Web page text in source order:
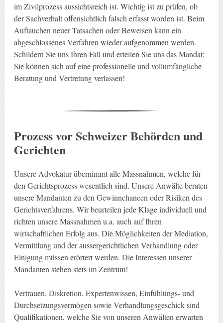
im Zivilprozess aussichtsreich ist. Wichtig ist zu prüfen, ob
der Sachverhalt offensichtlich falsch erfasst worden ist. Beim
Auftauchen neuer Tatsachen oder Beweisen kann ein
abgeschlossenes Verfahren wieder aufgenommen werden.
Schildern Sie uns Ihren Fall und erteilen Sie uns das Mandat;
Sie können sich auf eine professionelle und vollumfängliche
Beratung und Vertretung verlassen!
Prozess vor Schweizer Behörden und
Gerichten
Unsere Advokatur übernimmt alle Massnahmen, welche für
den Gerichtsprozess wesentlich sind. Unsere Anwälte beraten
unsere Mandanten zu den Gewinnchancen oder Risiken des
Gerichtsverfahrens. Wir beurteilen jede Klage individuell und
richten unsere Massnahmen u.a. auch auf Ihren
wirtschaftlichen Erfolg aus. Die Möglichkeiten der Mediation,
Vermittlung und der aussergerichtlichen Verhandlung oder
Einigung müssen erörtert werden. Die Interessen unserer
Mandanten stehen stets im Zentrum!
Vertrauen, Diskretion, Expertenwissen, Einfühlungs- und
Durchsetzungsvermögen sowie Verhandlungsgeschick sind
Qualifikationen, welche Sie von unseren Anwälten erwarten